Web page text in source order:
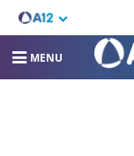
MENU